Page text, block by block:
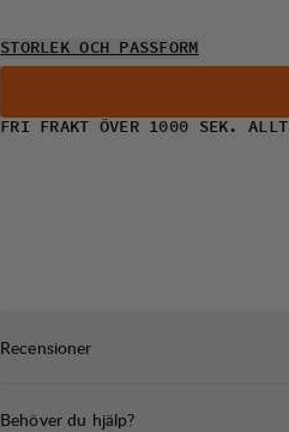
STORLEK OCH PASSFORM
FRI FRAKT ÖVER 1000 SEK.
Recensioner
Behöver du hjälp?